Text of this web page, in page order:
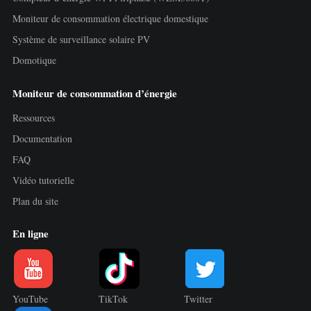
Moniteur de consommation électrique domestique
Système de surveillance solaire PV
Domotique
Moniteur de consommation d’énergie
Ressources
Documentation
FAQ
Vidéo tutorielle
Plan du site
En ligne
YouTube TikTok Twitter